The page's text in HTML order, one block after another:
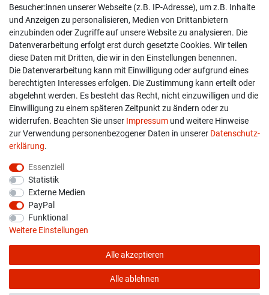
Kontakt
Versand & Zahlung
Widerrufs­recht
Widerruf erklären
info@overdrive-racing.de
05662 / 8878939
Overdrive-Racing
Frankenstr. 9
34587 Felsberg-Gensungen
* Alle Preise verstehen sich inkl. gesetzl. MwSt. zzgl.Versandkosten
Besucher:innen unserer Webseite (z.B. IP-Adresse), um z.B. Inhalte
und Anzeigen zu personalisieren, Medien von Drittanbietern
einzubinden oder Zugriffe auf unsere Website zu analysieren. Die
Datenverarbeitung erfolgt erst durch gesetzte Cookies. Wir teilen
diese Daten mit Dritten, die wir in den Einstellungen benennen.
Die Datenverarbeitung kann mit Einwilligung oder aufgrund eines
berechtigten Interesses erfolgen. Die Zustimmung kann erteilt oder
abgelehnt werden. Es besteht das Recht, nicht einzuwilligen und die
Einwilligung zu einem späteren Zeitpunkt zu ändern oder zu
widerrufen. Beachten Sie unser Impressum und weitere Hinweise
zur Verwendung personenbezogener Daten in unserer Daten­schutz­
erklärung.
Essenziell
Statistik
Externe Medien
PayPal
Funktional
Weitere Einstellungen
Alle akzeptieren
Alle ablehnen